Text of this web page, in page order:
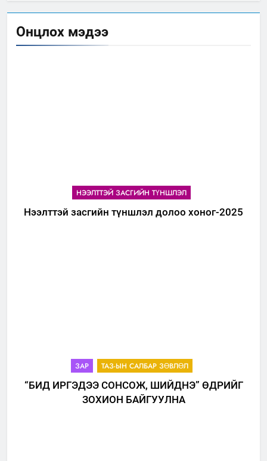
Онцлох мэдээ
НЭЭЛТТЭЙ ЗАСГИЙН ТҮНШЛЭЛ
Нээлттэй засгийн түншлэл долоо хоног-2025
ЗАР ТАЗ-ЫН САЛБАР ЗӨВЛӨЛ
“БИД ИРГЭДЭЭ СОНСОЖ, ШИЙДНЭ” ӨДРИЙГ
ЗОХИОН БАЙГУУЛНА